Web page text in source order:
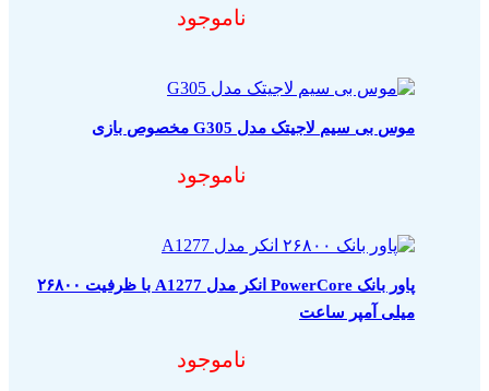
ناموجود
موس بی سیم لاجیتک مدل G305 مخصوص بازی
ناموجود
پاور بانک PowerCore انکر مدل A1277 با ظرفیت ۲۶۸۰۰
میلی آمپر ساعت
ناموجود